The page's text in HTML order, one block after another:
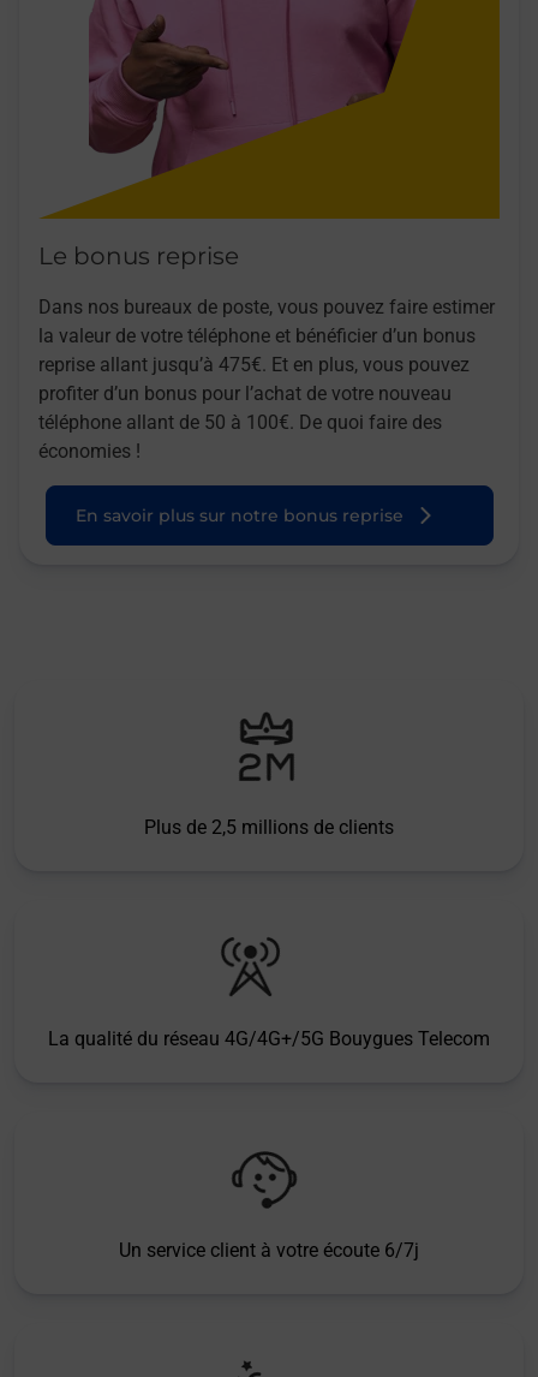
Le bonus reprise
Dans nos bureaux de poste, vous pouvez faire estimer
la valeur de votre téléphone et bénéficier d’un bonus
reprise allant jusqu’à 475€. Et en plus, vous pouvez
profiter d’un bonus pour l’achat de votre nouveau
téléphone allant de 50 à 100€. De quoi faire des
économies !
En savoir plus sur notre bonus reprise
Plus de 2,5 millions de clients
La qualité du réseau 4G/4G+/5G Bouygues Telecom
Un service client à votre écoute 6/7j